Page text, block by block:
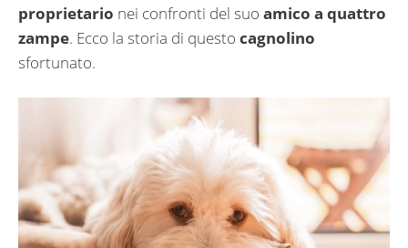
proprietario nei confronti del suo amico a quattro
zampe. Ecco la storia di questo cagnolino
sfortunato.